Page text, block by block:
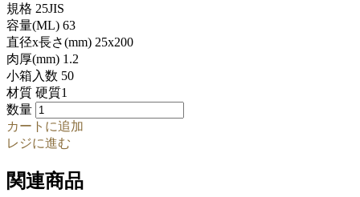
規格 25JIS
容量(ML) 63
直径x長さ(mm) 25x200
肉厚(mm) 1.2
小箱入数 50
材質 硬質1
数量
カートに追加
レジに進む
関連商品